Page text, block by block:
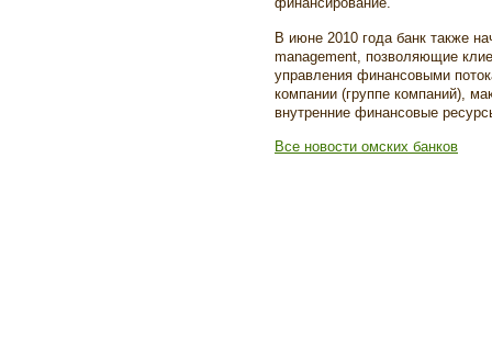
В июне 2010 года банк также
management, позволяющие
управления финансовыми
компании (группе компаний),
внутренние финансовые
Все новости омских банков